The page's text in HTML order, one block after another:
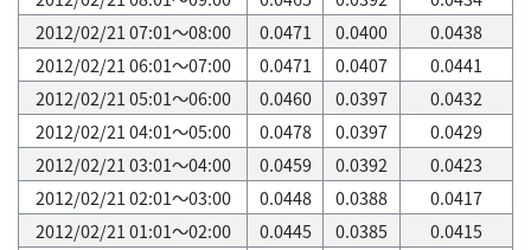
2012/02/21 07:01～08:00
0.0471 0.0400
0.0438
2012/02/21 06:01～07:00
0.0471 0.0407
0.0441
2012/02/21 05:01～06:00
0.0460 0.0397
0.0432
2012/02/21 04:01～05:00
0.0478 0.0397
0.0429
2012/02/21 03:01～04:00
0.0459 0.0392
0.0423
2012/02/21 02:01～03:00
0.0448 0.0388
0.0417
2012/02/21 01:01～02:00
0.0445 0.0385
0.0415